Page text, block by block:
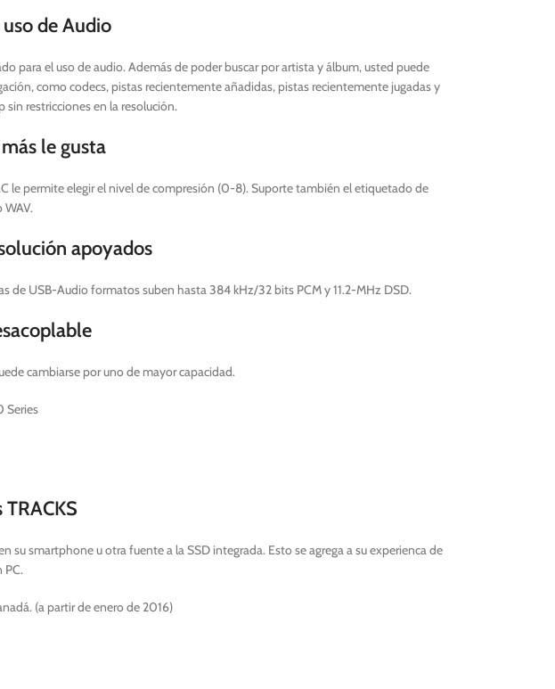
de Audio
para el uso de audio. Además de poder buscar por artista y álbum, usted puede
como codecs, pistas recientemente añadidas, pistas recientemente jugadas y
sin restricciones en la resolución.
le gusta
le permite elegir el nivel de compresión (0-8). Suporte también el etiquetado de
apoyados
de USB-Audio formatos suben hasta 384 kHz/32 bits PCM y 11.2-MHz DSD.
cambiarse por uno de mayor capacidad.
Series
su smartphone u otra fuente a la SSD integrada. Esto se agrega a su experienca de
PC.
(a partir de enero de 2016)